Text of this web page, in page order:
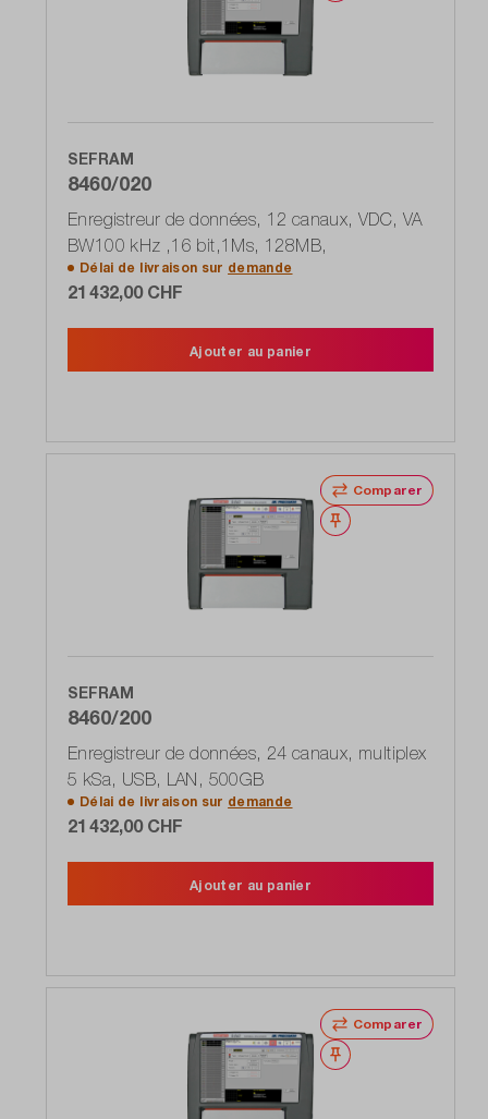
SEFRAM
8460/020
Enregistreur de données, 12 canaux, VDC, VA
BW100 kHz ,16 bit,1Ms, 128MB,
Délai de livraison sur demande
21 432,00 CHF
Ajouter au panier
Comparer
Noter
SEFRAM
8460/200
Enregistreur de données, 24 canaux, multiplex
5 kSa, USB, LAN, 500GB
Délai de livraison sur demande
21 432,00 CHF
Ajouter au panier
Comparer
Noter